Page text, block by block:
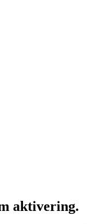
aktivering.